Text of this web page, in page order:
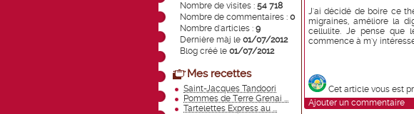
Nombre de visites : 54 718
Nombre de commentaires : 0
Nombre d'articles : 9
Dernière màj le 01/07/2012
Blog créé le 01/07/2012
Mes recettes
Saint-Jacques Tandoori
Pommes de Terre Grenai ...
Tartelettes Express au ...
J'ai décidé de boire ce
migraines, améliore la
cellulite. Je pense que
commence à m'y
Cet article vous est
Ajouter un commentaire